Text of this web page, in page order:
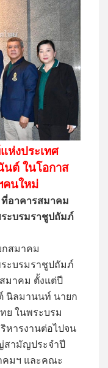
งประเทศ
ต์ ในโอกาส
คนใหม่
อาคารสมาคม
ะบรมราชูปถัมภ์
สมาคม
ะบรมราชูปถัมภ์
มาคม ตั้งแต่ปี
นิลมานนท์ นายก
ย ในพระบรม
หารงานต่อไปจน
สามัญประจำปี
คมฯ และคณะ